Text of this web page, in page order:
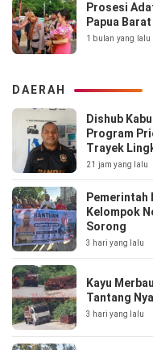
Prosesi
Papua
1 bulan yang lalu
DAERAH
Dishub
Program
Trayek
21 jam yang lalu
Pemerintah
Kelompok
Sorong
3 hari yang lalu
Kayu
Tantang
3 hari yang lalu